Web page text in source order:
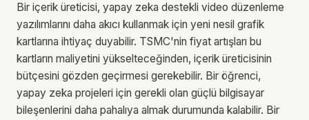
Bir içerik üreticisi, yapay zeka destekli video düzenleme
yazılımlarını daha akıcı kullanmak için yeni nesil grafik
kartlarına ihtiyaç duyabilir. TSMC'nin fiyat artışları bu
kartların maliyetini yükselteceğinden, içerik üreticisinin
bütçesini gözden geçirmesi gerekebilir. Bir öğrenci,
yapay zeka projeleri için gerekli olan güçlü bilgisayar
bileşenlerini daha pahalıya almak durumunda kalabilir. Bir